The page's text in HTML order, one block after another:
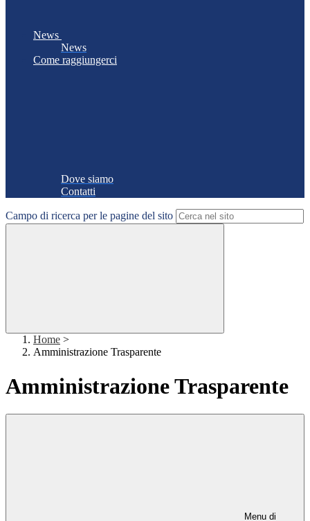
News
News
Come raggiungerci
Dove siamo
Contatti
Campo di ricerca per le pagine del sito
Home >
Amministrazione Trasparente
Amministrazione Trasparente
Menu di